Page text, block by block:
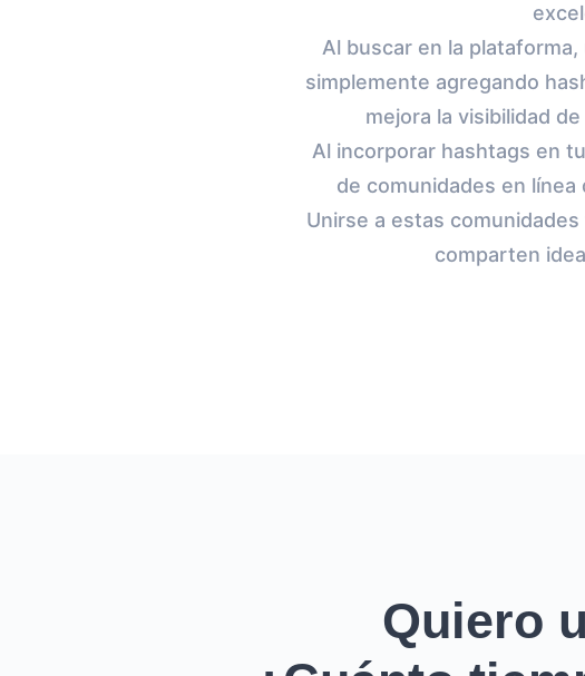
Al buscar en la
simplemente agregando
mejora la visibilidad
Al incorporar hashtags en
de comunidades en
Unirse a estas
comparten
Quiero